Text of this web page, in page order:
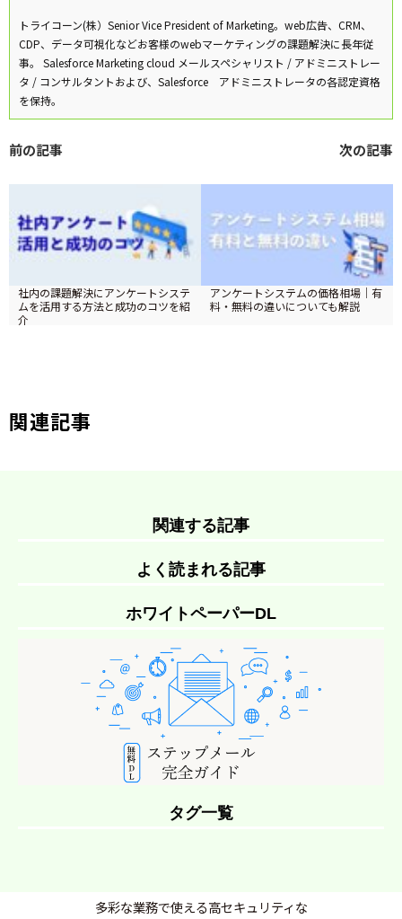
トライコーン(株）Senior Vice President of Marketing。web広告、CRM、
CDP、データ可視化などお客様のwebマーケティングの課題解決に長年従
事。 Salesforce Marketing cloud メールスペシャリスト / アドミニストレー
タ / コンサルタントおよび、Salesforce アドミニストレータの各認定資格
を保持。
前の記事
社内の課題解決にアンケートシステ
ムを活用する方法と成功のコツを紹
介
次の記事
アンケートシステムの価格相場｜有
料・無料の違いについても解説
関連記事
関連する記事
よく読まれる記事
ホワイトペーパーDL
タグ一覧
多彩な業務で使える高セキュリティな